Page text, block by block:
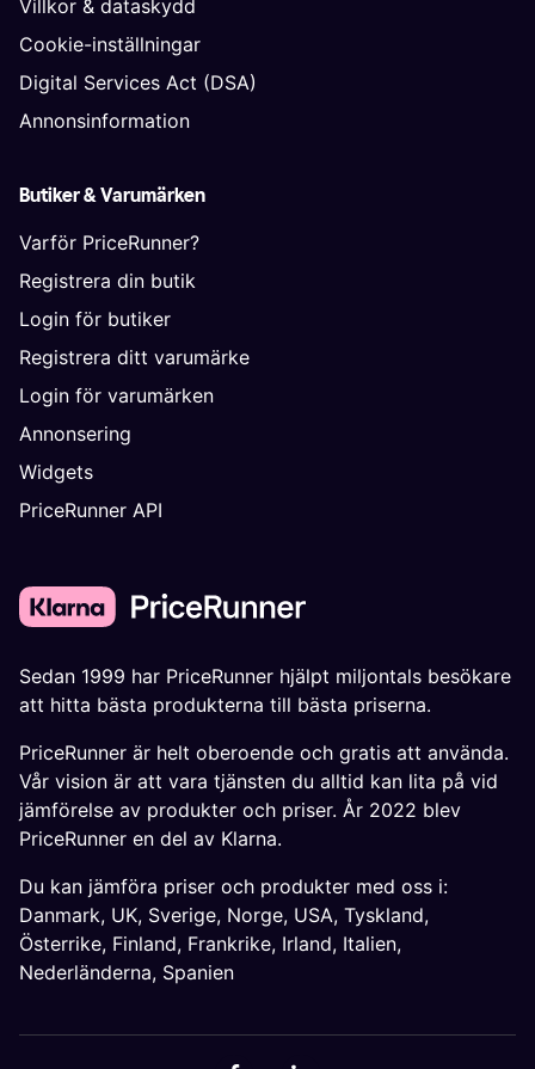
Villkor & dataskydd
Cookie-inställningar
Digital Services Act (DSA)
Annonsinformation
Butiker & Varumärken
Varför PriceRunner?
Registrera din butik
Login för butiker
Registrera ditt varumärke
Login för varumärken
Annonsering
Widgets
PriceRunner API
Sedan 1999 har PriceRunner hjälpt miljontals besökare
att hitta bästa produkterna till bästa priserna.
PriceRunner är helt oberoende och gratis att använda.
Vår vision är att vara tjänsten du alltid kan lita på vid
jämförelse av produkter och priser. År 2022 blev
PriceRunner en del av Klarna.
Du kan jämföra priser och produkter med oss i:
Danmark, UK, Sverige, Norge, USA, Tyskland,
Österrike, Finland, Frankrike, Irland, Italien,
Nederländerna, Spanien